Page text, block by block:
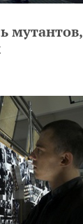
мутантов,